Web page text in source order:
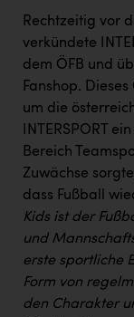
Rechtzeitig vor
verkündete
dem ÖFB und
Fanshop.
um die
INTERSPORT
Bereich
Zuwächse
dass Fußball
Kids ist der
und
erste sportliche
Form von
den Charakter